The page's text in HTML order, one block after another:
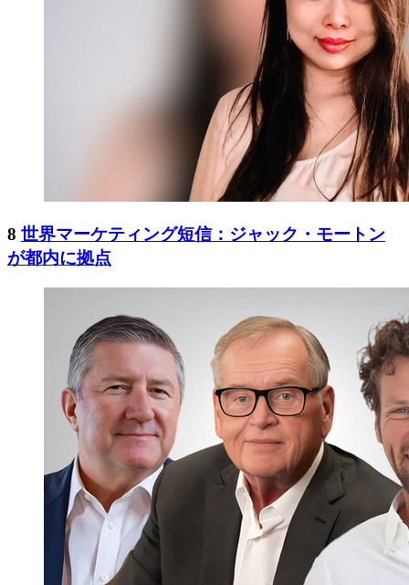
8 世界マーケティング短信：ジャック・モートン
が都内に拠点